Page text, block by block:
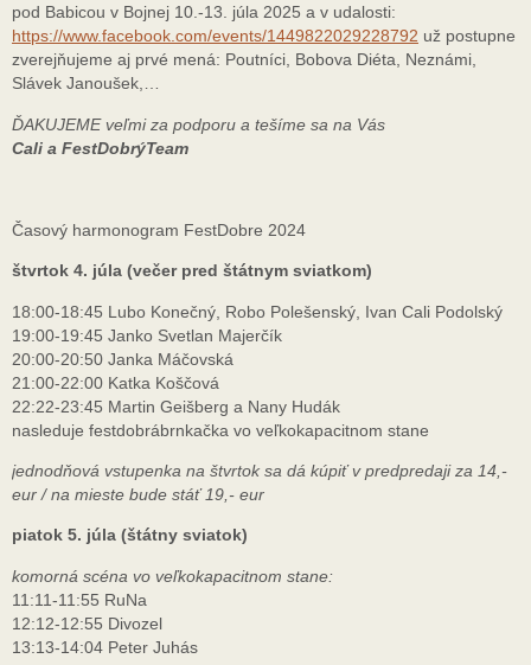
pod Babicou v Bojnej 10.-13. júla 2025 a v udalosti:
https://www.facebook.com/events/1449822029228792 už postupne
zverejňujeme aj prvé mená: Poutníci, Bobova Diéta, Neznámi,
Slávek Janoušek,…
ĎAKUJEME veľmi za podporu a tešíme sa na Vás
Cali a FestDobrýTeam
Časový harmonogram FestDobre 2024
štvrtok 4. júla (večer pred štátnym sviatkom)
18:00-18:45 Lubo Konečný, Robo Polešenský, Ivan Cali Podolský
19:00-19:45 Janko Svetlan Majerčík
20:00-20:50 Janka Máčovská
21:00-22:00 Katka Koščová
22:22-23:45 Martin Geišberg a Nany Hudák
nasleduje festdobrábrnkačka vo veľkokapacitnom stane
jednodňová vstupenka na štvrtok sa dá kúpiť v predpredaji za 14,-
eur / na mieste bude stáť 19,- eur
piatok 5. júla (štátny sviatok)
komorná scéna vo veľkokapacitnom stane:
11:11-11:55 RuNa
12:12-12:55 Divozel
13:13-14:04 Peter Juhás